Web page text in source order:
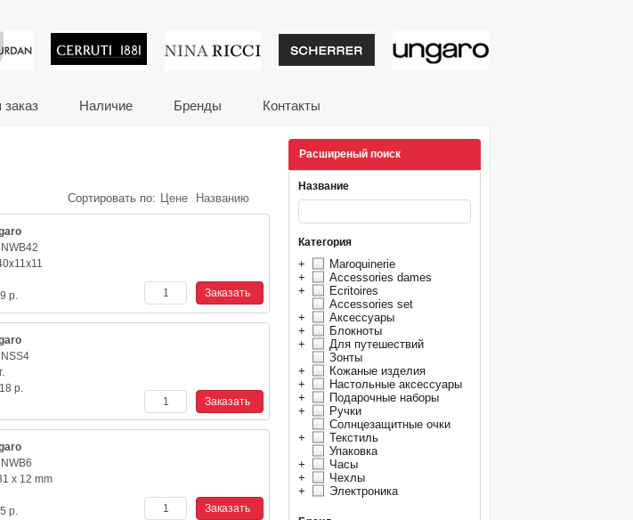
и корпоративные подарки от
Наличие Бренды Контакты
Расширеный поиск
Название
Категория
+
Maroquinerie
+
Accessories dames
+
Ecritoires
Accessories set
+
Аксессуары
+
Блокноты
+
Для путешествий
Зонты
+
Кожаные изделия
+
Настольные аксессуары
+
Подарочные наборы
+
Ручки
Солнцезащитные очки
+
Текстиль
Упаковка
+
Часы
+
Чехлы
+
Электроника
Сортировать по: Цене Названию
р.
р.
x 12 mm
р.